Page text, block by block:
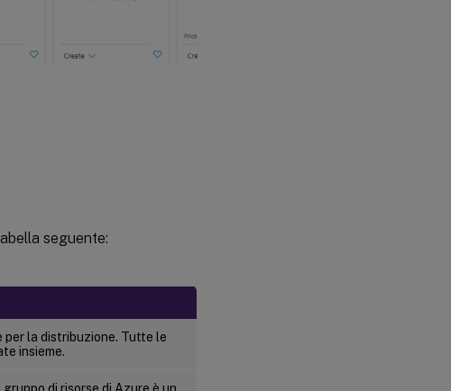
seguente:
la distribuzione. Tutte le
insieme.
di risorse di Azure è un